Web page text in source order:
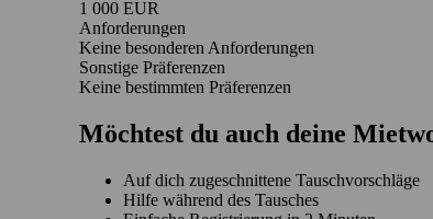
1 000 EUR
Anforderungen
Keine besonderen Anforderungen
Sonstige Präferenzen
Keine bestimmten Präferenzen
Möchtest du auch deine
Auf dich zugeschnittene Tauschvorschläge
Hilfe während des Tausches